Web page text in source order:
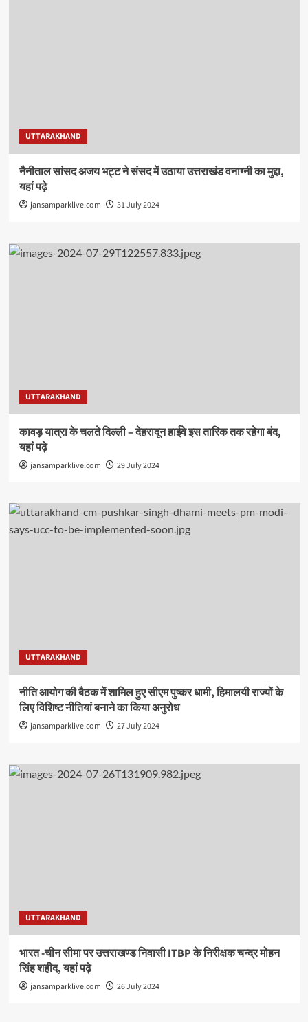
UTTARAKHAND
नैनीताल सांसद अजय भट्ट ने संसद में उठाया उत्तराखंड वनाग्नी का मुद्दा,
यहां पढ़े
jansamparklive.com 31 July 2024
UTTARAKHAND
कावड़ यात्रा के चलते दिल्ली – देहरादून हाईवे इस तारिक तक रहेगा बंद,
यहां पढ़े
jansamparklive.com 29 July 2024
UTTARAKHAND
नीति आयोग की बैठक में शामिल हुए सीएम पुष्कर धामी, हिमालयी राज्यों के
लिए विशिष्ट नीतियां बनाने का किया अनुरोध
jansamparklive.com 27 July 2024
UTTARAKHAND
भारत -चीन सीमा पर उत्तराखण्ड निवासी ITBP के निरीक्षक चन्द्र मोहन
सिंह शहीद, यहां पढ़े
jansamparklive.com 26 July 2024